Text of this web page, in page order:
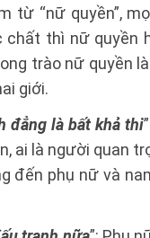
từ “nữ quyền”,
thì nữ quyền
trào nữ quyền
giới.
đẳng là bất khả thi
ai là người quan
đến phụ nữ và